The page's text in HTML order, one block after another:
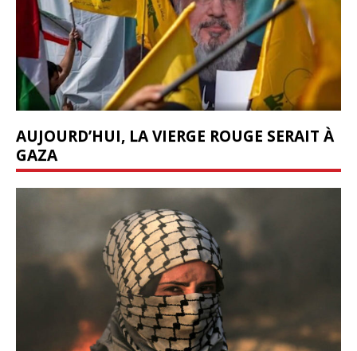
AUJOURD’HUI, LA VIERGE ROUGE SERAIT À
GAZA